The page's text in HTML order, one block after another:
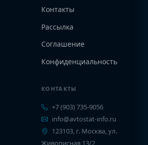
Контакты
Рассылка
Соглашение
Конфиденциальность
КОНТАКТЫ
+7 (903) 735-9056
info@avtostat-info.ru
123103, г. Москва, ул.
Живописная 13/2